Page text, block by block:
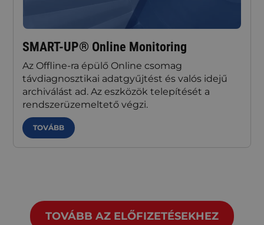
SMART-UP® Online Monitoring
Az Offline-ra épülő Online csomag
távdiagnosztikai adatgyűjtést és valós idejű
archiválást ad. Az eszközök telepítését a
rendszer­üzemeltető végzi.
TOVÁBB
TOVÁBB AZ ELŐFIZETÉSEKHEZ